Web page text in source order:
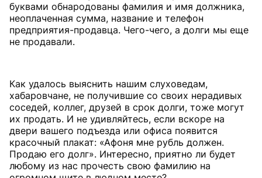
буквами обнародованы фамилия и имя должника,
неоплаченная сумма, название и телефон
предприятия-продавца. Чего-чего, а долги мы еще
не продавали.
Как удалось выяснить нашим слуховедам,
хабаровчане, не получившие со своих нерадивых
соседей, коллег, друзей в срок долги, тоже могут
их продать. И не удивляйтесь, если вскоре на
двери вашего подъезда или офиса появится
красочный плакат: «Афоня мне рубль должен.
Продаю его долг». Интересно, приятно ли будет
любому из нас прочесть свою фамилию на